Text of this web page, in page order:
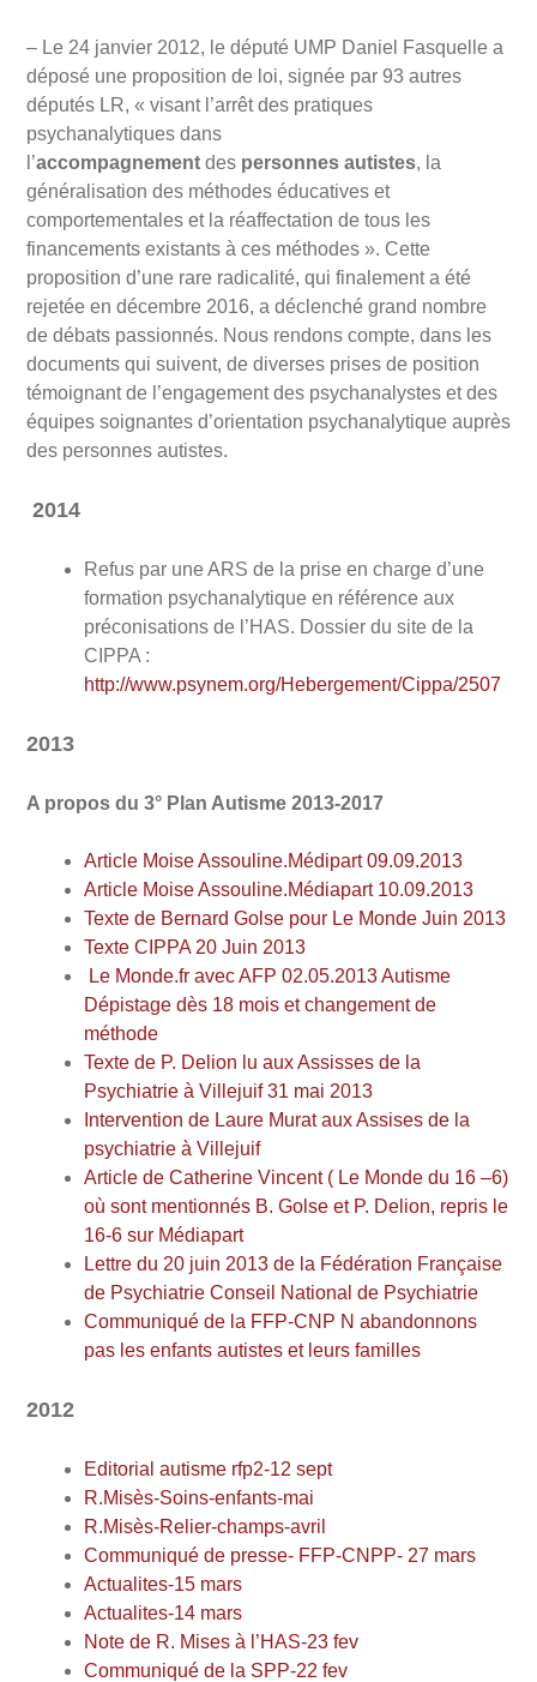
– Le 24 janvier 2012, le député UMP Daniel Fasquelle a
déposé une proposition de loi, signée par 93 autres
députés LR, « visant l’arrêt des pratiques
psychanalytiques dans
l’accompagnement des personnes autistes, la
généralisation des méthodes éducatives et
comportementales et la réaffectation de tous les
financements existants à ces méthodes ». Cette
proposition d’une rare radicalité, qui finalement a été
rejetée en décembre 2016, a déclenché grand nombre
de débats passionnés. Nous rendons compte, dans les
documents qui suivent, de diverses prises de position
témoignant de l’engagement des psychanalystes et des
équipes soignantes d’orientation psychanalytique auprès
des personnes autistes.
2014
Refus par une ARS de la prise en charge d’une
formation psychanalytique en référence aux
préconisations de l’HAS. Dossier du site de la
CIPPA :
http://www.psynem.org/Hebergement/Cippa/2507
2013
A propos du 3° Plan Autisme 2013-2017
Article Moise Assouline.Médipart 09.09.2013
Article Moise Assouline.Médiapart 10.09.2013
Texte de Bernard Golse pour Le Monde Juin 2013
Texte CIPPA 20 Juin 2013
Le Monde.fr avec AFP 02.05.2013 Autisme
Dépistage dès 18 mois et changement de
méthode
Texte de P. Delion lu aux Assisses de la
Psychiatrie à Villejuif 31 mai 2013
Intervention de Laure Murat aux Assises de la
psychiatrie à Villejuif
Article de Catherine Vincent ( Le Monde du 16 –6)
où sont mentionnés B. Golse et P. Delion, repris le
16-6 sur Médiapart
Lettre du 20 juin 2013 de la Fédération Française
de Psychiatrie Conseil National de Psychiatrie
Communiqué de la FFP-CNP N abandonnons
pas les enfants autistes et leurs familles
2012
Editorial autisme rfp2-12 sept
R.Misès-Soins-enfants-mai
R.Misès-Relier-champs-avril
Communiqué de presse- FFP-CNPP- 27 mars
Actualites-15 mars
Actualites-14 mars
Note de R. Mises à l’HAS-23 fev
Communiqué de la SPP-22 fev